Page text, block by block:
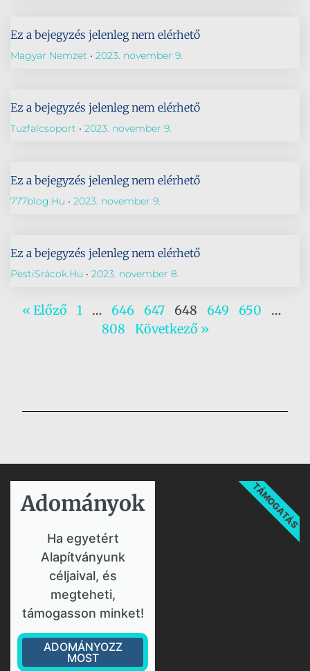
Ez a bejegyzés jelenleg nem elérhető
Magyar Nemzet 2023. november 9.
Ez a bejegyzés jelenleg nem elérhető
Tuzfalcsoport 2023. november 9.
Ez a bejegyzés jelenleg nem elérhető
777blog.hu 2023. november 9.
Ez a bejegyzés jelenleg nem elérhető
PestiSrácok.hu 2023. november 8.
« Előző 1 … 646 647 648 649 650
…
808
Következő »
Adományok​
Ha egyetért
Alapítványunk
céljaival, és
megteheti,
támogasson minket!
ADOMÁNYOZZ
MOST
TÁMOGATÁS